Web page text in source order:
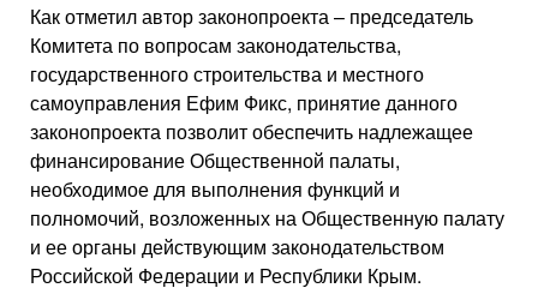
Как отметил автор законопроекта – председатель
Комитета по вопросам законодательства,
государственного строительства и местного
самоуправления Ефим Фикс, принятие данного
законопроекта позволит обеспечить надлежащее
финансирование Общественной палаты,
необходимое для выполнения функций и
полномочий, возложенных на Общественную палату
и ее органы действующим законодательством
Российской Федерации и Республики Крым.